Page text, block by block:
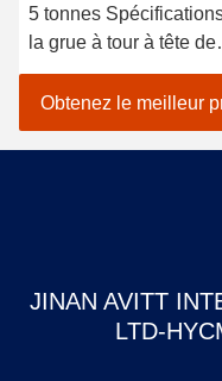
5 tonnes
la grue à tour à tête de
chat pour les projets
construction civile
Obtenez le meilleur
JINAN AVITT
LTD-